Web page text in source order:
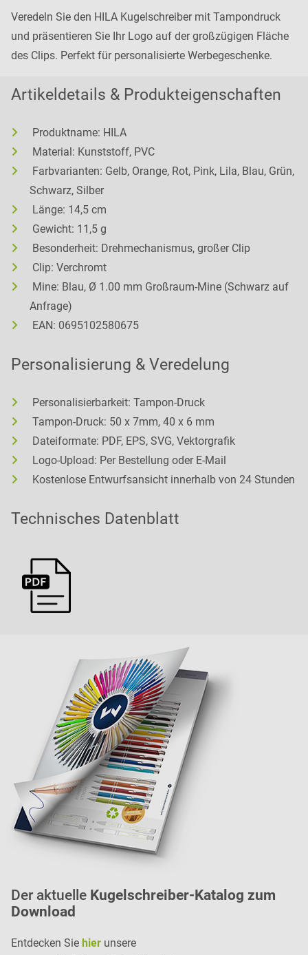
Veredeln Sie den HILA Kugelschreiber mit Tampondruck
und präsentieren Sie Ihr Logo auf der großzügigen Fläche
des Clips. Perfekt für personalisierte Werbegeschenke.
Artikeldetails & Produkteigenschaften
Produktname: HILA
Material: Kunststoff, PVC
Farbvarianten: Gelb, Orange, Rot, Pink, Lila, Blau, Grün,
Schwarz, Silber
Länge: 14,5 cm
Gewicht: 11,5 g
Besonderheit: Drehmechanismus, großer Clip
Clip: Verchromt
Mine: Blau, Ø 1.00 mm Großraum-Mine (Schwarz auf
Anfrage)
EAN: 0695102580675
Personalisierung & Veredelung
Personalisierbarkeit: Tampon-Druck
Tampon-Druck: 50 x 7mm, 40 x 6 mm
Dateiformate: PDF, EPS, SVG, Vektorgrafik
Logo-Upload: Per Bestellung oder E-Mail
Kostenlose Entwurfsansicht innerhalb von 24 Stunden
Technisches Datenblatt
Der aktuelle Kugelschreiber-Katalog zum
Download
Entdecken Sie hier unsere